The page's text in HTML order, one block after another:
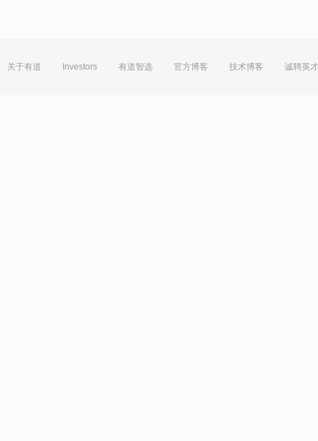
关于有道 Investors 有道智选 官方博客 技术博客 诚聘英才